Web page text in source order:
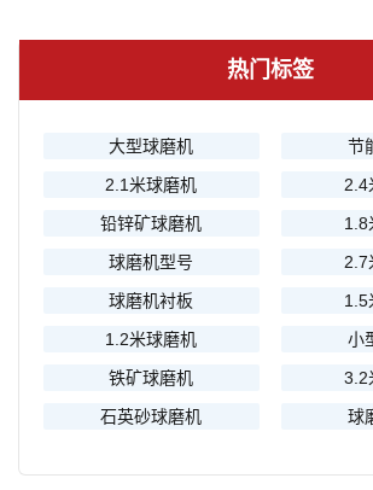
热门标签
大型球磨机
节
2.1米球磨机
2.4
铅锌矿球磨机
1.8
球磨机型号
2.7
球磨机衬板
1.5
1.2米球磨机
小
铁矿球磨机
3.2
石英砂球磨机
球